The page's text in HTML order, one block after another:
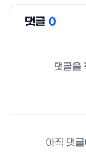
댓글 0
댓글을
아직 댓